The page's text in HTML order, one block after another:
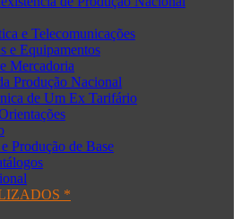
e Telecomunicações
e Equipamentos
Mercadoria
Produção Nacional
de Um Ex Tarifário
Produção de Base
*